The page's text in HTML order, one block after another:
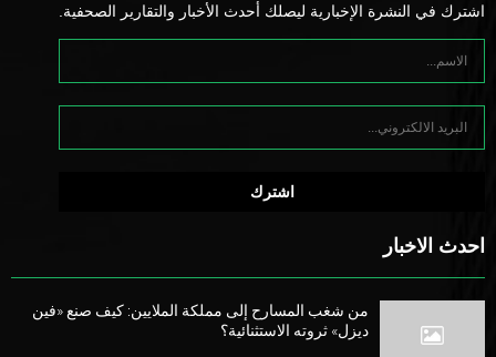
اشترك في النشرة الإخبارية ليصلك أحدث الأخبار والتقارير الصحفية.
احدث الاخبار
من شغب المسارح إلى مملكة الملايين: كيف صنع «فين
ديزل» ثروته الاستثنائية؟